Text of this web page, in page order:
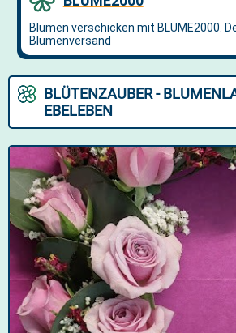
BLÜTENZAUBER -
EBELEBEN